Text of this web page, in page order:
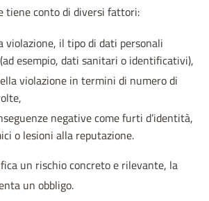
tiene conto di diversi fattori:
violazione, il tipo di dati personali
esempio, dati sanitari o identificativi),
violazione in termini di numero di
negative come furti d’identità,
o lesioni alla reputazione.
un rischio concreto e rilevante, la
un obbligo.